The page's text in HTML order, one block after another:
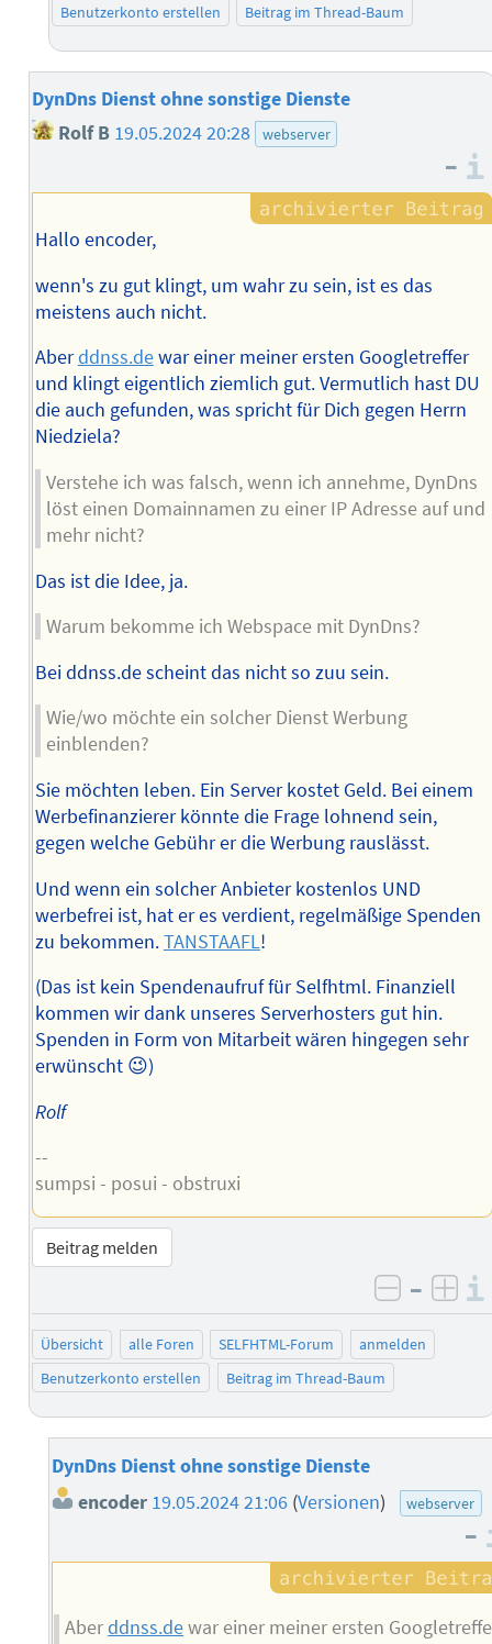
Benutzerkonto erstellen
Beitrag im Thread-Baum
DynDns Dienst ohne sonstige Dienste
Rolf B 19.05.2024 20:28 webserver
–
Hallo encoder,
wenn's zu gut klingt, um wahr zu sein, ist es das
meistens auch nicht.
Aberddnss.dewar einer meiner ersten Googletreffer
und klingt eigentlich ziemlich gut. Vermutlich hast DU
die auch gefunden, was spricht für Dich gegen Herrn
Niedziela?
Verstehe ich was falsch, wenn ich annehme, DynDns
löst einen Domainnamen zu einer IP Adresse auf und
mehr nicht?
Das ist die Idee, ja.
Warum bekomme ich Webspace mit DynDns?
Bei ddnss.de scheint das nicht so zuu sein.
Wie/wo möchte ein solcher Dienst Werbung
einblenden?
Sie möchten leben. Ein Server kostet Geld. Bei einem
Werbefinanzierer könnte die Frage lohnend sein,
gegen welche Gebühr er die Werbung rauslässt.
Und wenn ein solcher Anbieter kostenlos UND
werbefrei ist, hat er es verdient, regelmäßige Spenden
zu bekommen.TANSTAAFL!
(Das ist kein Spendenaufruf für Selfhtml. Finanziell
kommen wir dank unseres Serverhosters gut hin.
Spenden in Form von Mitarbeit wären hingegen sehr
erwünscht 😉)
Rolf
--
sumpsi - posui - obstruxi
Beitrag melden
negativ
–
Übersicht alle Foren SELFHTML-Forum
anmelden
Benutzerkonto erstellen
Beitrag im Thread-Baum
DynDns Dienst ohne sonstige Dienste
encoder 19.05.2024 21:06 (Versionen) webserver
–
Aberddnss.dewar einer meiner ersten